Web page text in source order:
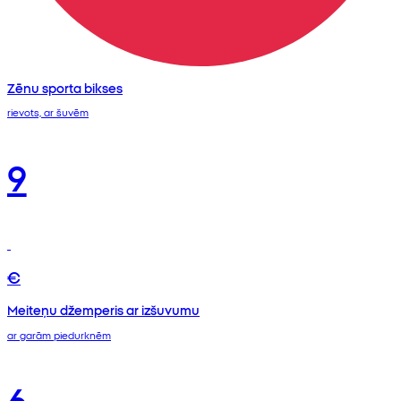
Zēnu sporta bikses
rievots, ar šuvēm
9
€
Meiteņu džemperis ar izšuvumu
ar garām piedurknēm